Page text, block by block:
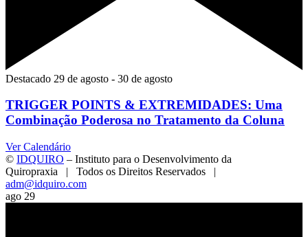
Destacado 29 de agosto - 30 de agosto
TRIGGER POINTS & EXTREMIDADES: Uma
Combinação Poderosa no Tratamento da Coluna
Ver Calendário
© IDQUIRO – Instituto para o Desenvolvimento da
Quiropraxia | Todos os Direitos Reservados |
adm@idquiro.com
Facebook
Instagram
X
LinkedIn
E-
Toggle
ago 29